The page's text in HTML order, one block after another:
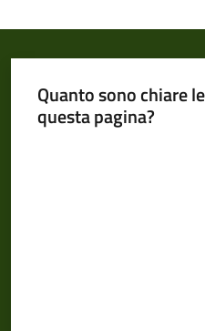
Quanto sono chiare
questa pagina?